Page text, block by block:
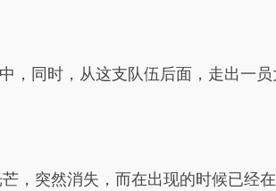
，同时，从这支队伍后面，走出一员
，突然消失，而在出现的时候已经在